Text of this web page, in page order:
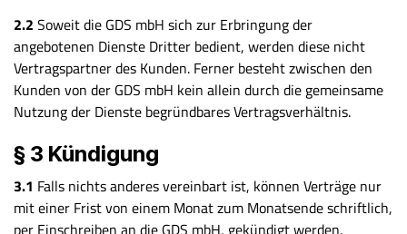
2.2 Soweit die GDS mbH sich zur Erbringung der
angebotenen Dienste Dritter bedient, werden diese nicht
Vertragspartner des Kunden. Ferner besteht zwischen den
Kunden von der GDS mbH kein allein durch die gemeinsame
Nutzung der Dienste begründbares Vertragsverhältnis.
§ 3 Kündigung
3.1 Falls nichts anderes vereinbart ist, können Verträge nur
mit einer Frist von einem Monat zum Monatsende schriftlich,
per Einschreiben an die GDS mbH, gekündigt werden.